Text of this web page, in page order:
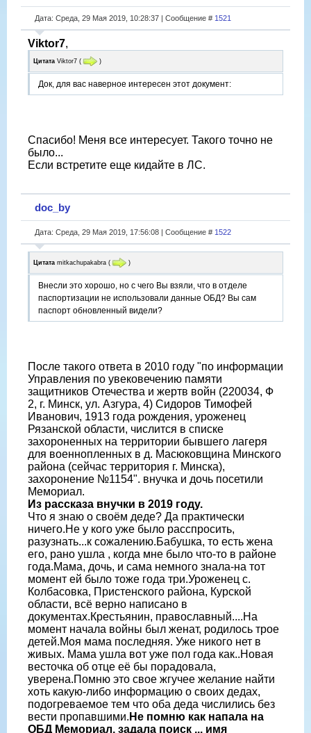
Дата: Среда, 29 Мая 2019, 10:28:37 | Сообщение # 1521
Viktor7,
Цитата Viktor7 ( )
Док, для вас наверное интересен этот документ:
Спасибо! Меня все интересует. Такого точно не
было...
Если встретите еще кидайте в ЛС.
doc_by
Дата: Среда, 29 Мая 2019, 17:56:08 | Сообщение # 1522
Цитата mitkachupakabra ( )
Внесли это хорошо, но с чего Вы взяли, что в отделе
паспортизации не использовали данные ОБД? Вы сам
паспорт обновленный видели?
После такого ответа в 2010 году "по информации
Управления по увековечению памяти
защитников Отечества и жертв войн (220034, Ф
2, г. Минск, ул. Азгура, 4) Сидоров Тимофей
Иванович, 1913 года рождения, уроженец
Рязанской области, числится в списке
захороненных на территории бывшего лагеря
для военнопленных в д. Масюковщина Минского
района (сейчас территория г. Минска),
захоронение №1154". внучка и дочь посетили
Мемориал.
Из рассказа внучки в 2019 году.
Что я знаю о своём деде? Да практически
ничего.Не у кого уже было расспросить,
разузнать...к сожалению.Бабушка, то есть жена
его, рано ушла , когда мне было что-то в районе
года.Мама, дочь, и сама немного знала-на тот
момент ей было тоже года три.Уроженец с.
Колбасовка, Пристенского района, Курской
области, всё верно написано в
документах.Крестьянин, православный....На
момент начала войны был женат, родилось трое
детей.Моя мама последняя. Уже никого нет в
живых. Мама ушла вот уже пол года как..Новая
весточка об отце её бы порадовала,
уверена.Помню это свое жгучее желание найти
хоть какую-либо информацию о своих дедах,
подогреваемое тем что оба деда числились без
вести пропавшими. Не помню как напала на
ОБД Мемориал, задала поиск ... имя